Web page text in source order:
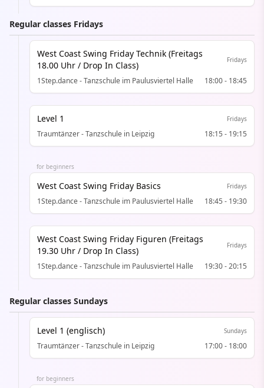
Regular classes Fridays
West Coast Swing Friday Technik (Freitags
18.00 Uhr / Drop In Class)
Fridays
1Step.dance - Tanzschule im Paulusviertel Halle 18:00- 18:45
Level 1 Fridays
Traumtänzer - Tanzschule in Leipzig 18:15 - 19:15
for beginners
West Coast Swing Friday Basics Fridays
1Step.dance - Tanzschule im Paulusviertel Halle 18:45 - 19:30
West Coast Swing Friday Figuren (Freitags
19.30 Uhr / Drop In Class)
Fridays
1Step.dance - Tanzschule im Paulusviertel Halle 19:30-20:15
Regular classes Sundays
Level 1 (englisch) Sundays
Traumtänzer - Tanzschule in Leipzig 17:00- 18:00
for beginners